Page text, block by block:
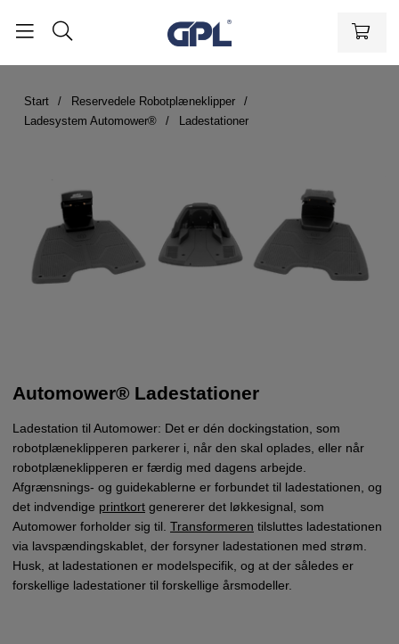
Start
Reservedele Robotplæneklipper
Ladesystem Automower®
Ladestationer
Automower® Ladestationer
Ladestation til Automower: Det er dén dockingstation, som
robotplæneklipperen parkerer i, når den skal oplades, eller når
robotplæneklipperen er færdig med dagens arbejde.
Afgrænsnings- og guidekablerne er forbundet til ladestationen, og
det indvendige printkort genererer det løkkesignal, som
Automower forholder sig til. Transformeren tilsluttes ladestationen
via lavspændingskablet, der forsyner ladestationen med strøm.
Husk, at ladestationen er modelspecifik, og at der således er
forskellige ladestationer til forskellige årsmodeller.